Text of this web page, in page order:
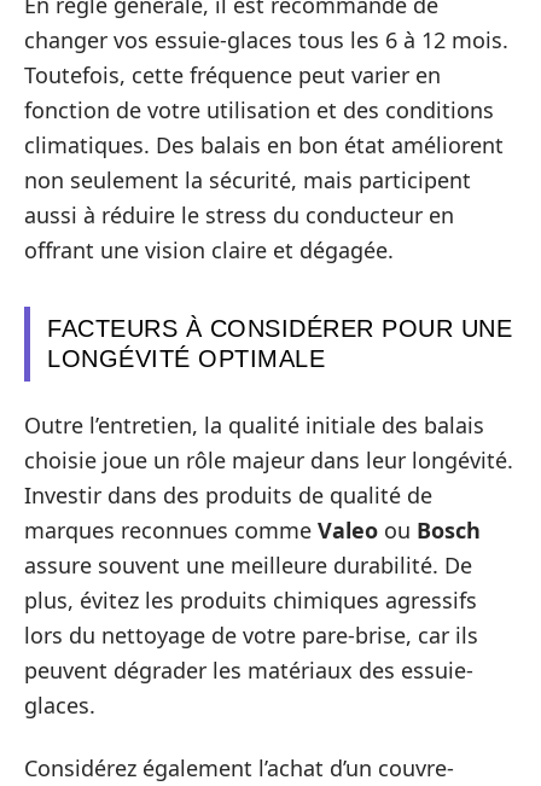
changer vos essuie-glaces tous les 6 à 12 mois.
Toutefois, cette fréquence peut varier en
fonction de votre utilisation et des conditions
climatiques. Des balais en bon état améliorent
non seulement la sécurité, mais participent
aussi à réduire le stress du conducteur en
offrant une vision claire et dégagée.
FACTEURS À CONSIDÉRER POUR UNE
LONGÉVITÉ OPTIMALE
Outre l’entretien, la qualité initiale des balais
choisie joue un rôle majeur dans leur longévité.
Investir dans des produits de qualité de
marques reconnues comme Valeo ou Bosch
assure souvent une meilleure durabilité. De
plus, évitez les produits chimiques agressifs
lors du nettoyage de votre pare-brise, car ils
peuvent dégrader les matériaux des essuie-
glaces.
Considérez également l’achat d’un couvre-